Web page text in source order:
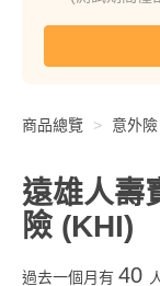
商品總覽 意外險
遠雄人壽
險 (KHI)
過去一個月有 40